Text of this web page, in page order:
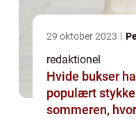
29 oktober 2023
redaktionel
Hvide bukser
populært
sommeren,